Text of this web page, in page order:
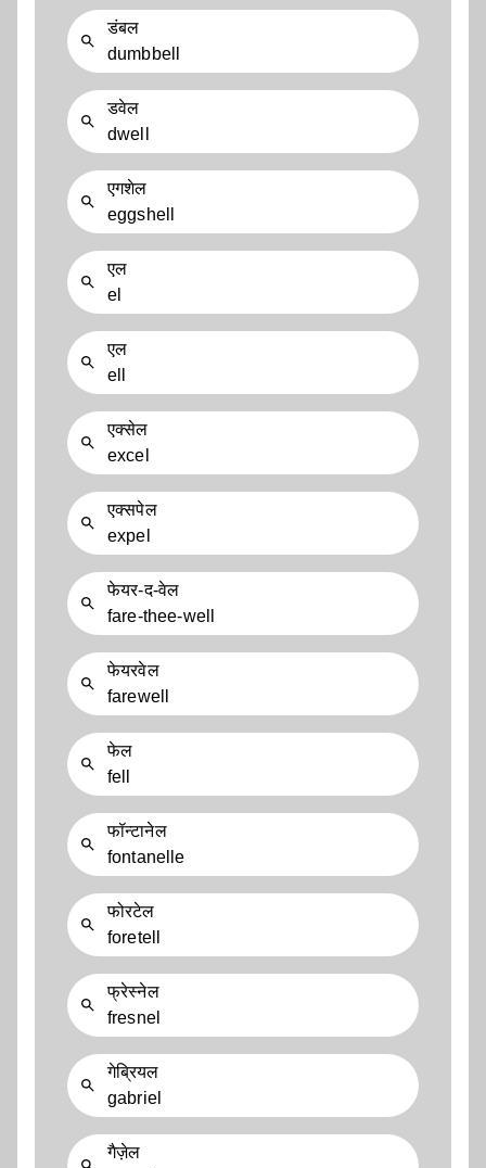
डंबल
dumbbell
डवेल
dwell
एगशेल
eggshell
एल
el
एल
ell
एक्सेल
excel
एक्सपेल
expel
फेयर-द-वेल
fare-thee-well
फेयरवेल
farewell
फेल
fell
फॉन्टानेल
fontanelle
फोरटेल
foretell
फ्रेस्नेल
fresnel
गेब्रियल
gabriel
गैज़ेल